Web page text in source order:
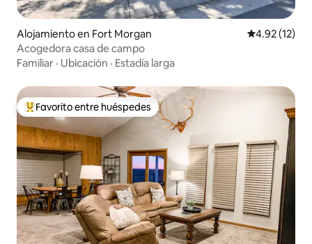
Alojamiento en Fort Morgan Calificación
4.92 (12)
Acogedora casa de campo
Familiar · Ubicación · Estadía larga
Favorito entre huéspedes preferido
Favorito entre huéspedes